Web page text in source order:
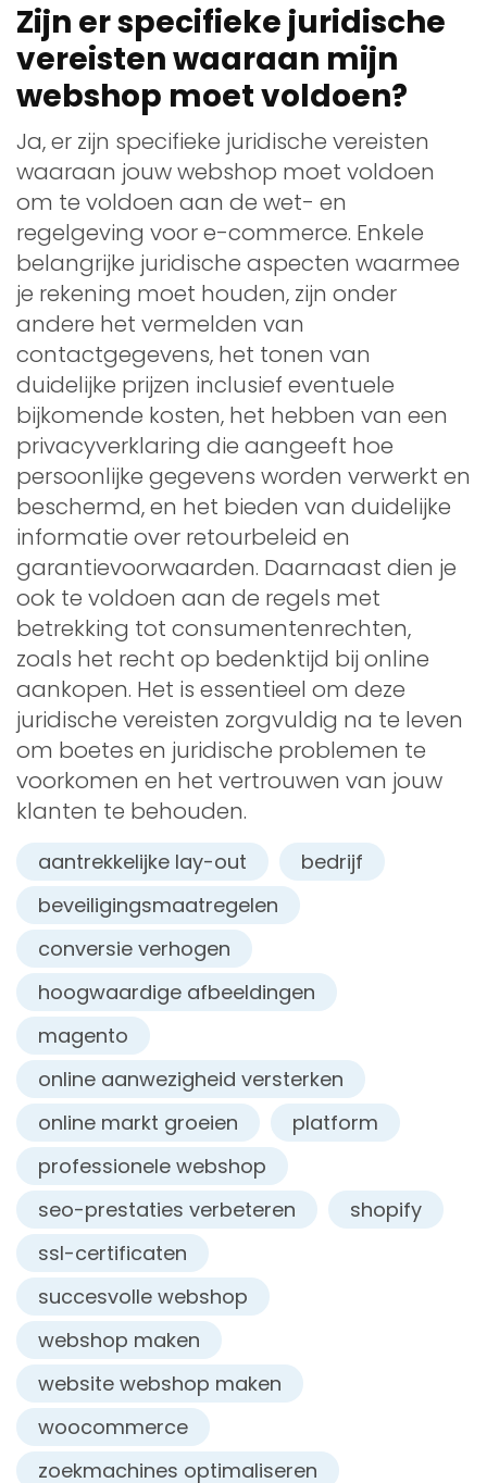
Zijn er specifieke juridische
vereisten waaraan mijn
webshop moet voldoen?
Ja, er zijn specifieke juridische vereisten
waaraan jouw webshop moet voldoen
om te voldoen aan de wet- en
regelgeving voor e-commerce. Enkele
belangrijke juridische aspecten waarmee
je rekening moet houden, zijn onder
andere het vermelden van
contactgegevens, het tonen van
duidelijke prijzen inclusief eventuele
bijkomende kosten, het hebben van een
privacyverklaring die aangeeft hoe
persoonlijke gegevens worden verwerkt en
beschermd, en het bieden van duidelijke
informatie over retourbeleid en
garantievoorwaarden. Daarnaast dien je
ook te voldoen aan de regels met
betrekking tot consumentenrechten,
zoals het recht op bedenktijd bij online
aankopen. Het is essentieel om deze
juridische vereisten zorgvuldig na te leven
om boetes en juridische problemen te
voorkomen en het vertrouwen van jouw
klanten te behouden.
aantrekkelijke lay-out
bedrijf
beveiligingsmaatregelen
conversie verhogen
hoogwaardige afbeeldingen
magento
online aanwezigheid versterken
online markt groeien
platform
professionele webshop
seo-prestaties verbeteren
shopify
ssl-certificaten
succesvolle webshop
webshop maken
website webshop maken
woocommerce
zoekmachines optimaliseren